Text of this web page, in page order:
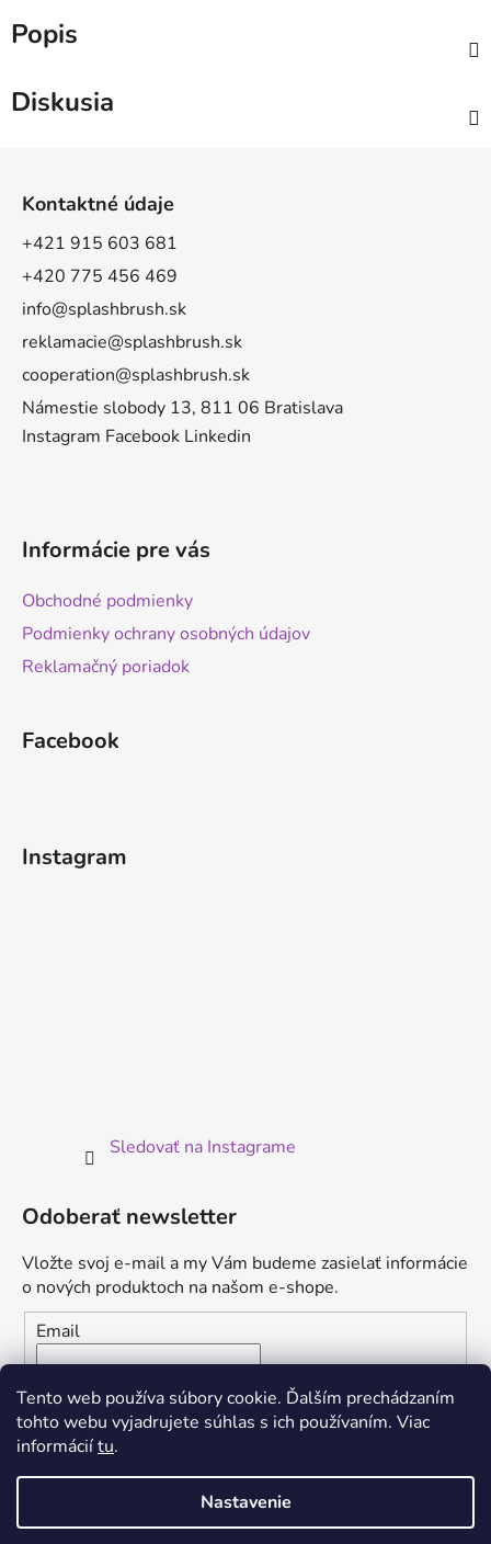
Tento web používa súbory cookie. Ďalším prechádzaním
tohto webu vyjadrujete súhlas s ich používaním. Viac
informáciítu.
Nastavenie
Popis
Diskusia
Kontaktné údaje
+421 915 603 681
+420 775 456 469
info@splashbrush.sk
reklamacie@splashbrush.sk
cooperation@splashbrush.sk
Námestie slobody 13, 811 06 Bratislava
Instagram Facebook Linkedin
Informácie pre vás
Obchodné podmienky
Podmienky ochrany osobných údajov
Reklamačný poriadok
Facebook
Instagram
Sledovať na Instagrame
Odoberať newsletter
Vložte svoj e-mail a my Vám budeme zasielať informácie
o nových produktoch na našom e-shope.
Email
Vložením e-mailu súhlasíte s
podmienkami ochrany
osobných údajov